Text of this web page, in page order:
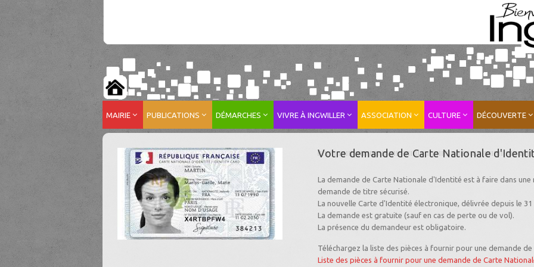
MAIRIE PUBLICATIONS DÉMARCHES VIVRE À INGWILLER ASSOCIATION CULTURE DÉCOUVERTE
Votre demande de Carte Nationale
La demande de Carte Nationale d'Identité est à faire dans
demande de titre sécurisé.
La nouvelle Carte d'Identité électronique, délivrée depuis le 31
La demande est gratuite (sauf en cas de perte ou de vol).
La présence du demandeur est obligatoire.
Téléchargez la liste des pièces à fournir pour une demande
Liste des pièces à fournir pour une demande de Carte